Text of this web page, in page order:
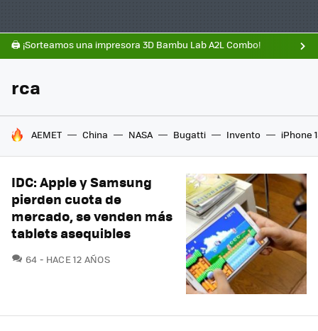
🖨️ ¡Sorteamos una impresora 3D Bambu Lab A2L Combo!
rca
HOY SE HABLA DE
AEMET China NASA Bugatti Invento iPhone
IDC: Apple y Samsung
pierden cuota de
mercado, se venden más
tablets asequibles
64 COMENTARIOS
HACE 12 AÑOS